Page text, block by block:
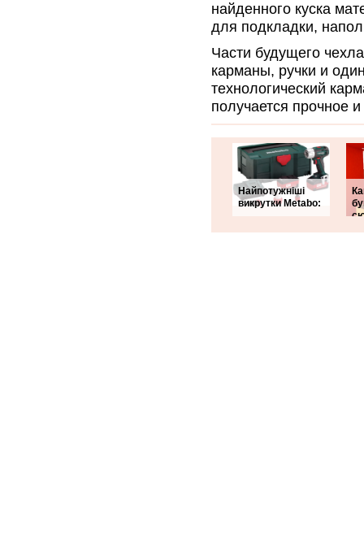
найденного куска
для подкладки,
Части будущего
карманы, ручки и
технологический
получается прочное
Найпотужніші
викрутки Metabo: